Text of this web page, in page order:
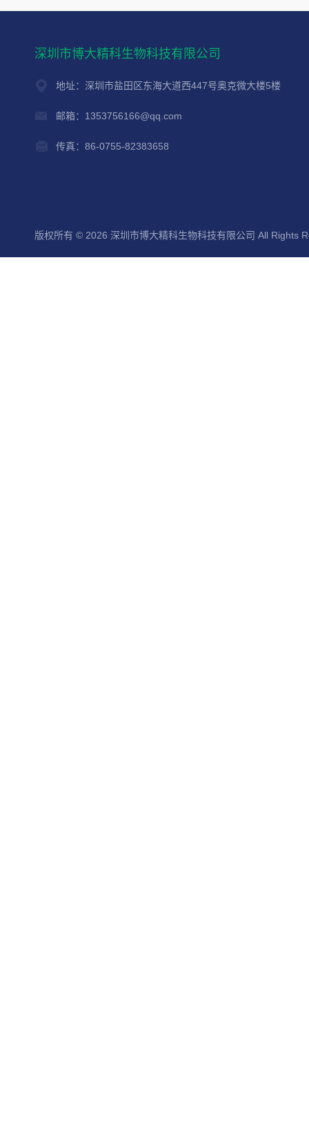
深圳市博大精科生物科技有限公司
地址：深圳市盐田区东海大道西447号奥克微大楼5楼
邮箱：1353756166@qq.com
传真：86-0755-82383658
版权所有 © 2026 深圳市博大精科生物科技有限公司 All Rights